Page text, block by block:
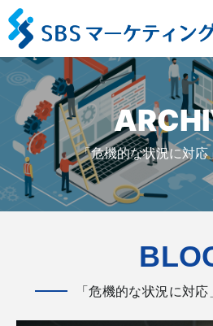
「危機的な状況に対応
「危機的な状況に対